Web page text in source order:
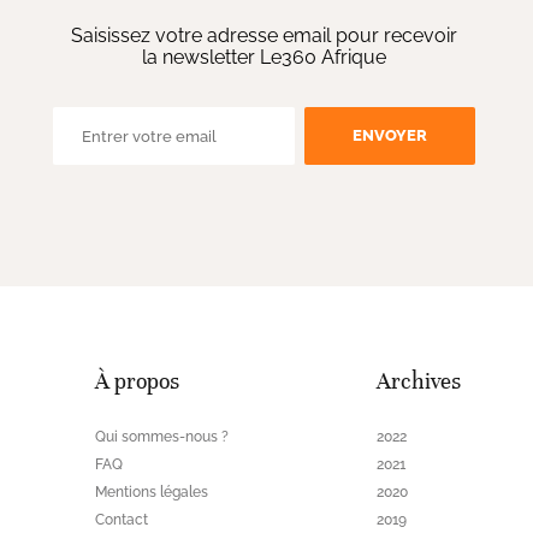
Saisissez votre adresse email pour recevoir
la newsletter Le360 Afrique
ENVOYER
À propos
Qui sommes-nous ?
FAQ
Mentions légales
Contact
Archives
2022
2021
2020
2019